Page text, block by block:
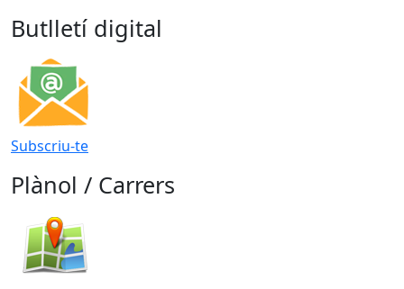
Butlletí digital
Subscriu-te
Plànol / Carrers